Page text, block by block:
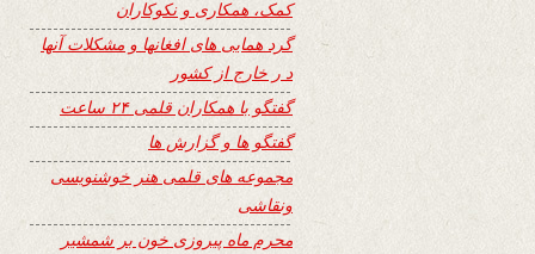
کمک، همکاری و نکوکاران
گرد همایی های افغانها و مشکلات آنها
د ر خارج از کشور
گفتگو با همکاران قلمی ۲۴ ساعت
گفتگو ها و گزارش ها
مجموعه های قلمی هنر خوشنویسی
ونقاشی
محرم ماه پیروزی خون بر شمشیر